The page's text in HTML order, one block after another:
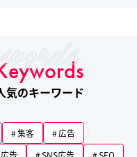
気のキーワード
集客
広告